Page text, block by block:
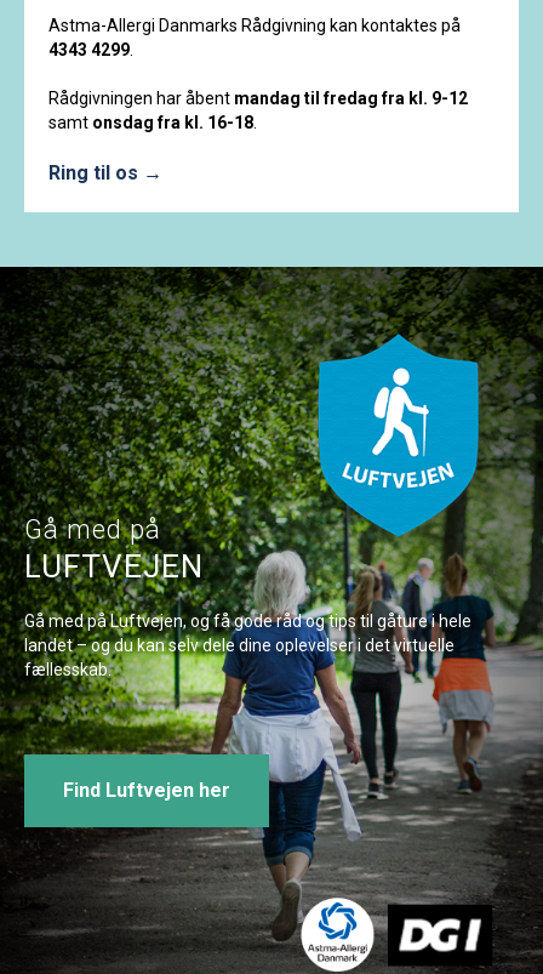
Astma-Allergi Danmarks Rådgivning kan kontaktes på
4343 4299
Rådgivningen har åbent mandag til fredag fra kl. 9-12
samt onsdag fra kl. 16-18
Ring til os
Gå med på
LUFTVEJEN
Gå med på Luftvejen, og få gode råd og tips til gåture i hele
landet – og du kan selv dele dine oplevelser i det virtuelle
fællesskab.
Find Luftvejen her